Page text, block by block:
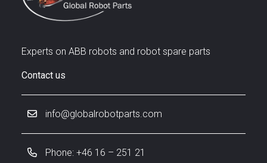
Experts on ABB robots and robot spare parts
Contact us
info@globalrobotparts.com
Phone: +46 16 – 251 21